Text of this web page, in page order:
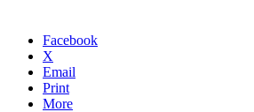
Facebook
X
Email
Print
More